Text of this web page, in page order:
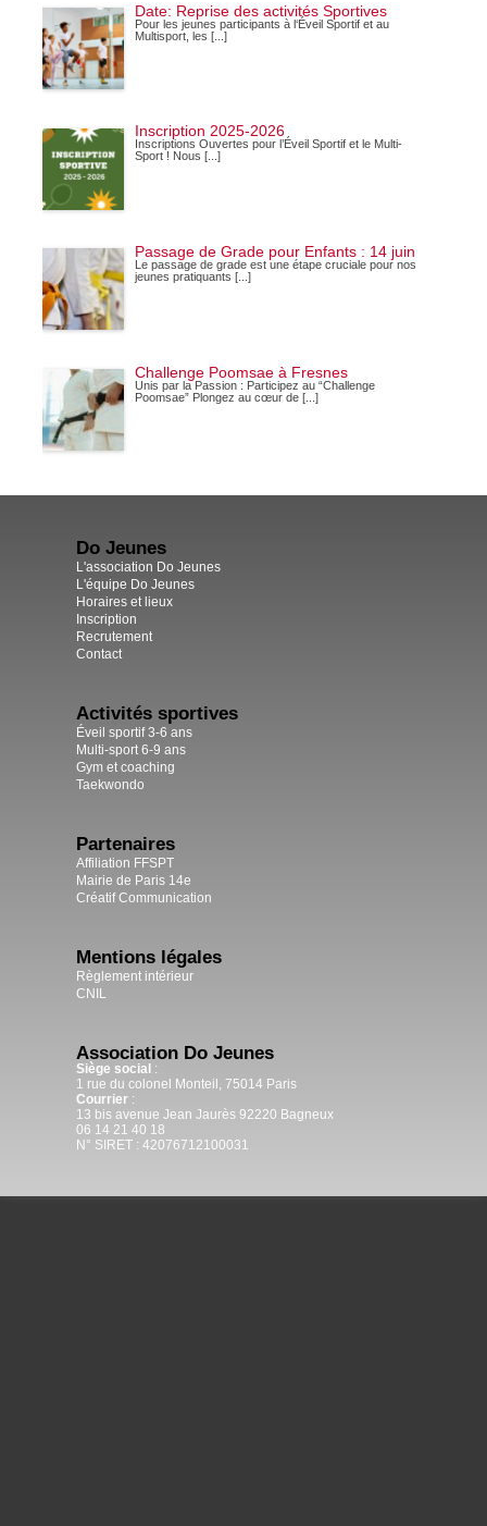
Date: Reprise des activités Sportives
Pour les jeunes participants à l‘Éveil Sportif et au
Multisport, les [...]
Inscription 2025-2026
Inscriptions Ouvertes pour l’Éveil Sportif et le Multi-
Sport ! Nous [...]
Passage de Grade pour Enfants : 14 juin
Le passage de grade est une étape cruciale pour nos
jeunes pratiquants [...]
Challenge Poomsae à Fresnes
Unis par la Passion : Participez au “Challenge
Poomsae” Plongez au cœur de [...]
Do Jeunes
L'association Do Jeunes
L'équipe Do Jeunes
Horaires et lieux
Inscription
Recrutement
Contact
Activités sportives
Éveil sportif 3-6 ans
Multi-sport 6-9 ans
Gym et coaching
Taekwondo
Partenaires
Affiliation FFSPT
Mairie de Paris 14e
Créatif Communication
Mentions légales
Règlement intérieur
CNIL
Association Do Jeunes
Siège social :
1 rue du colonel Monteil, 75014 Paris
Courrier :
13 bis avenue Jean Jaurès 92220 Bagneux
06 14 21 40 18
N° SIRET : 42076712100031